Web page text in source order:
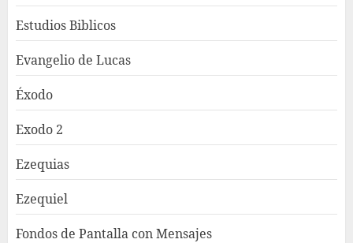
Estudios Biblicos
Evangelio de Lucas
Éxodo
Exodo 2
Ezequias
Ezequiel
Fondos de Pantalla con Mensajes